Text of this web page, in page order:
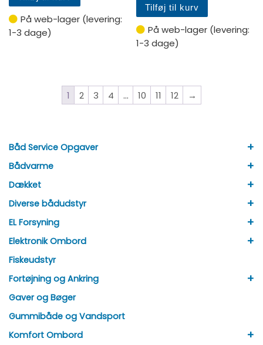
På web-lager (levering:
1-3 dage)
Tilføj til kurv
På web-lager (levering:
1-3 dage)
1 2 3 4 … 10 11 12 →
Båd Service Opgaver +
Bådvarme +
Dækket +
Diverse bådudstyr +
EL Forsyning +
Elektronik Ombord +
Fiskeudstyr
Fortøjning og Ankring
+
Gaver og Bøger
Gummibåde og Vandsport
Komfort Ombord
+